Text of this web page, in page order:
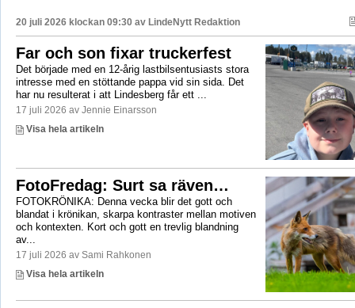
20 juli 2026 klockan 09:30 av LindeNytt Redaktion
Far och son fixar truckerfest
Det började med en 12-årig lastbilsentusiasts stora
intresse med en stöttande pappa vid sin sida. Det
har nu resulterat i att Lindesberg får ett ...
17 juli 2026 av Jennie Einarsson
Visa hela artikeln
FotoFredag: Surt sa räven…
FOTOKRÖNIKA: Denna vecka blir det gott och
blandat i krönikan, skarpa kontraster mellan motiven
och kontexten. Kort och gott en trevlig blandning
av...
17 juli 2026 av Sami Rahkonen
Visa hela artikeln